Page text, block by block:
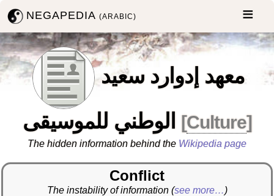
NEGAPEDIA(ARABIC)
معهد إدوارد سعيد
الوطني للموسيقى
[Culture]
The hidden information behind the Wikipedia page
Conflict
The instability of information (see more…)